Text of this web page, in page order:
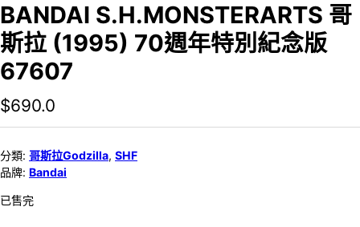
BANDAI S.H.MONSTERARTS 哥
斯拉 (1995) 70週年特別紀念版
67607
$690.0
分類: 哥斯拉Godzilla, SHF
品牌: Bandai
已售完